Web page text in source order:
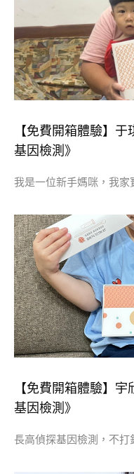
【免費開箱體驗】
基因檢測》
我是一位新手媽咪，我家
【免費開箱體驗】
基因檢測》
長高偵探基因檢測，不